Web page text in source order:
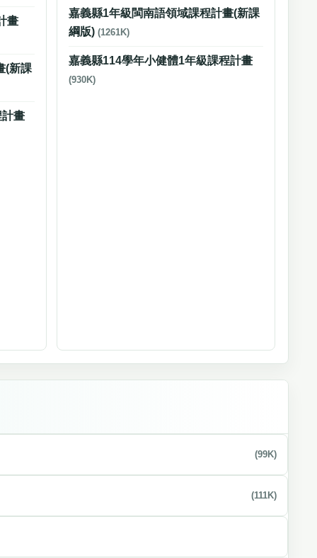
畫
(新課
畫
嘉義縣1年級閩南語領域課程計畫(新課
綱版)(1261K)
嘉義縣114學年小健體1年級課程計畫
(930K)
(99K)
(111K)